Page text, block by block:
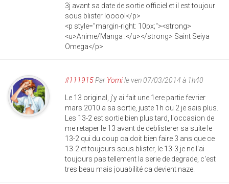
3j avant sa date de sortie officiel et il est toujour
sous blister looool</p>
<p style="margin-right: 10px;"><strong>
<u>Anime/Manga :</u></strong> Saint Seiya
Omega</p>
#111915Par Yomile ven 07/03/2014 à 1h40
Le 13 original, j'y ai fait une 1ere partie fevrier
mars 2010 a sa sortie, juste 1h ou 2 je sais plus.
Les 13-2 est sortie bien plus tard, l'occasion de
me retaper le 13 avant de deblisterer sa suite le
13-2 qui du coup ca doit bien faire 3 ans que ce
13-2 et toujours sous blister, le 13-3 je ne l'ai
toujours pas tellement la serie de degrade, c'est
tres beau mais jouabilité ca devient naze.